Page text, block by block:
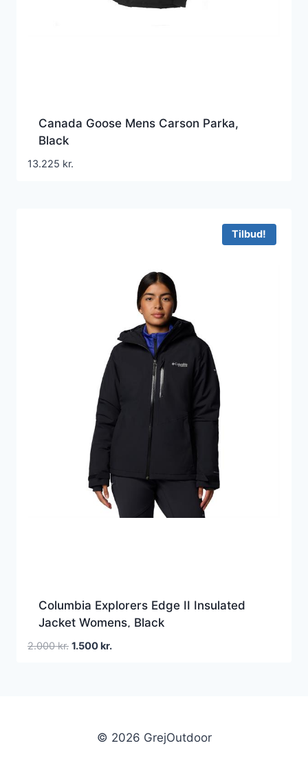
Canada Goose Mens Carson Parka,
Black
13.225 kr.
Tilbud!
Columbia Explorers Edge II Insulated
Jacket Womens, Black
2.000kr. Den
1.500kr.Den
© 2026 GrejOutdoor